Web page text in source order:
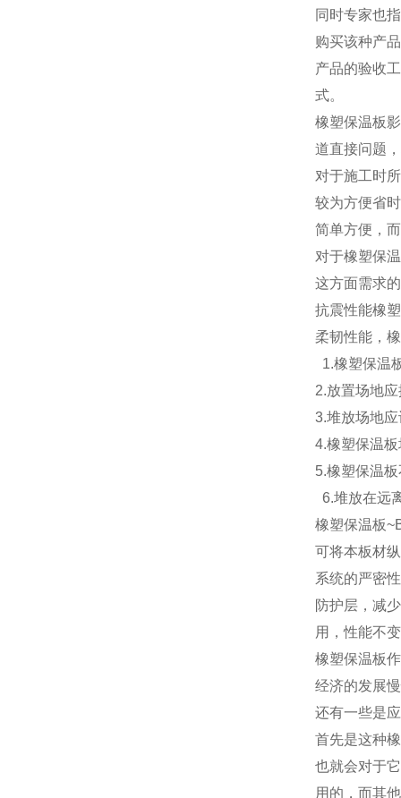
同时专家也
购买该种产
产品的验收
式。
橡塑保温板
道直接问题
对于施工时
较为方便省
简单方便，
对于橡塑保
这方面需求
抗震性能橡
柔韧性能，
1.橡塑保温
2.放置场地
3.堆放场地
4.橡塑保温
5.橡塑保温
6.堆放在远
橡塑保温板
可将本板材
系统的严密
防护层，减
用，性能不变
橡塑保温板
经济的发展
还有一些是
首先是这种
也就会对于
用的，而其